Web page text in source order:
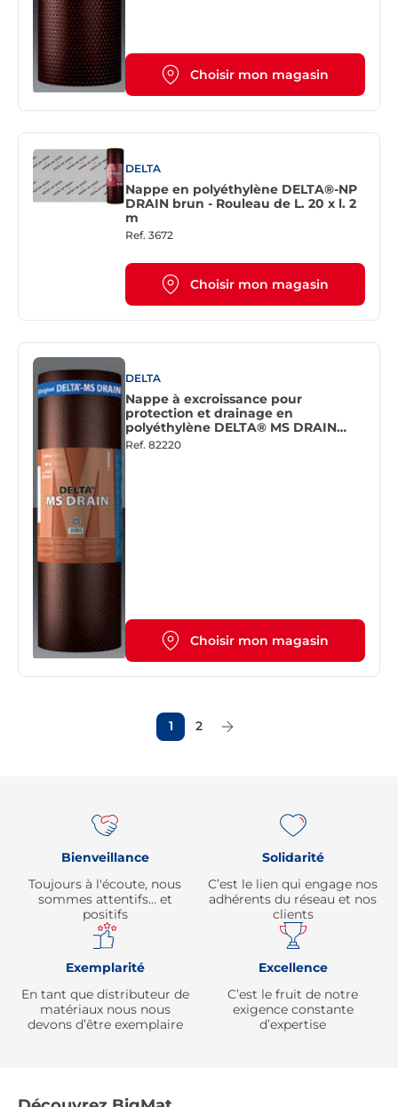
Choisir mon magasin
DELTA
Nappe en polyéthylène DELTA®-NP
DRAIN brun - Rouleau de L. 20 x l. 2
m
Ref. 3672
Choisir mon magasin
DELTA
Nappe à excroissance pour
protection et drainage en
polyéthylène DELTA® MS DRAIN
noir - Rouleau de L. 30 x l. 2 m
Ref. 82220
Choisir mon magasin
1 2
Bienveillance
Toujours à l'écoute, nous
sommes attentifs… et
positifs
Solidarité
C’est le lien qui engage nos
adhérents du réseau et nos
clients
Exemplarité
En tant que distributeur de
matériaux nous nous
devons d’être exemplaire
Excellence
C’est le fruit de notre
exigence constante
d’expertise